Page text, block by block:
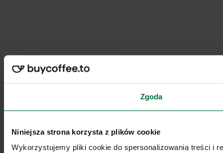
Zgoda
Niniejsza strona korzysta z plików cookie
Wykorzystujemy pliki cookie do spersonalizowania treści i